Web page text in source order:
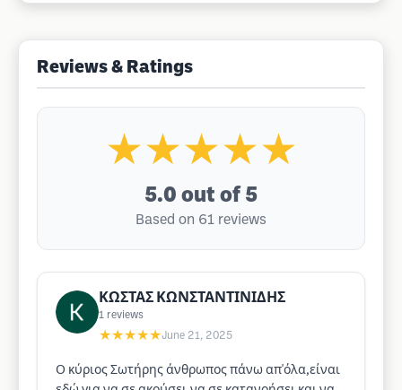
Reviews & Ratings
★★★★★
5.0 out of 5
Based on 61 reviews
ΚΩΣΤΑΣ ΚΩΝΣΤΑΝΤΙΝΙΔΗΣ
1 reviews
★★★★★June 21, 2025
Ο κύριος Σωτήρης άνθρωπος πάνω απ'όλα,είναι